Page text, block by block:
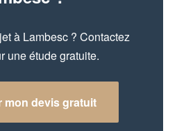
à Lambesc ? Contactez
une étude gratuite.
mon devis gratuit